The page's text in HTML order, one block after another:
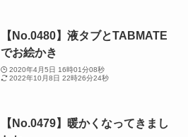
【No.0480】液タブとTABMATE
でお絵かき
2020年4月5日 16時01分08秒
2022年10月8日 22時26分24秒
【No.0479】暖かくなってきまし